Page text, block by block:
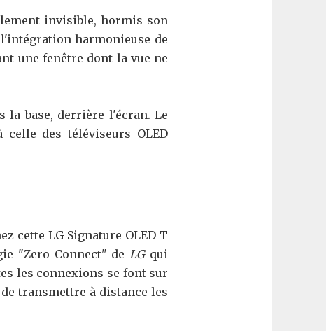
invisible, hormis son
harmonieuse de
une fenêtre dont la vue ne
la base, derrière l'écran. Le
des téléviseurs OLED
cette LG Signature OLED T
"Zero Connect" deLGqui
les connexions se font sur
transmettre à distance les